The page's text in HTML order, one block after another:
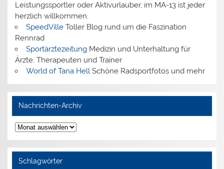
Leistungssportler oder Aktivurlauber, im MA-13 ist jeder
herzlich willkommen.
SpeedVilleToller Blog rund um die Faszination
Rennrad
SportärztezeitungMedizin und Unterhaltung für
Ärzte, Therapeuten und Trainer
World of Tana HellSchöne Radsportfotos und mehr
Nachrichten-Archiv
Nachrichten-
Archiv
Schlagwörter